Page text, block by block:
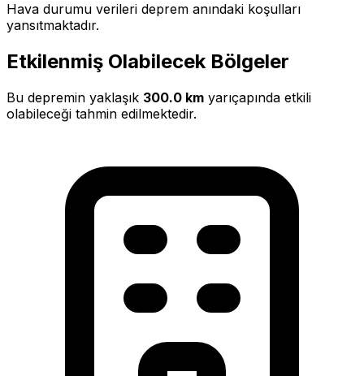
Hava durumu verileri deprem anındaki koşulları
yansıtmaktadır.
Etkilenmiş Olabilecek Bölgeler
Bu depremin yaklaşık 300.0 km yarıçapında etkili
olabileceği tahmin edilmektedir.